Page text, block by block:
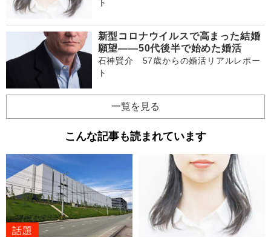
ト
新型コロナウイルスで高まった結婚
願望――50代後半で始めた婚活
石神賢介 57歳からの婚活リアルレポー
ト
一覧を見る
こんな記事も読まれています
話題